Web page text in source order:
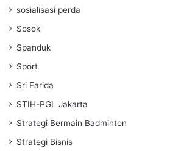
sosialisasi perda
Sosok
Spanduk
Sport
Sri Farida
STIH-PGL Jakarta
Strategi Bermain Badminton
Strategi Bisnis